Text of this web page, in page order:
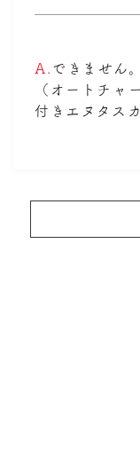
A.
できません。
（オートチャ
付きエヌタス